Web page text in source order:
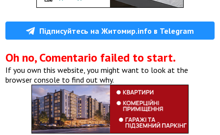
Підписуйтесь на Житомир.info в Telegram
Oh no, Comentario failed to start.
If you own this website, you might want to look at the
browser console to find out why.